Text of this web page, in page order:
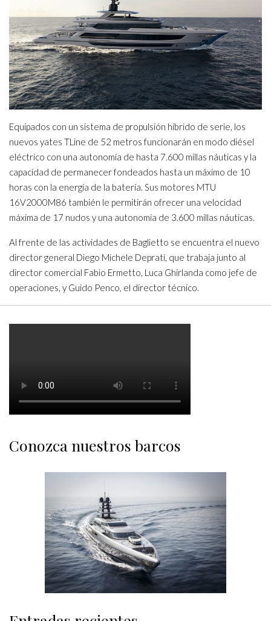
Equipados con un sistema de propulsión híbrido de serie, los
nuevos yates TLine de 52 metros funcionarán en modo diésel
eléctrico con una autonomía de hasta 7.600 millas náuticas y la
capacidad de permanecer fondeados hasta un máximo de 10
horas con la energía de la batería. Sus motores MTU
16V2000M86 también le permitirán ofrecer una velocidad
máxima de 17 nudos y una autonomía de 3.600 millas náuticas.
Al frente de las actividades de Baglietto se encuentra el nuevo
director general Diego Michele Deprati, que trabaja junto al
director comercial Fabio Ermetto, Luca Ghirlanda como jefe de
operaciones, y Guido Penco, el director técnico.
Conozca nuestros barcos